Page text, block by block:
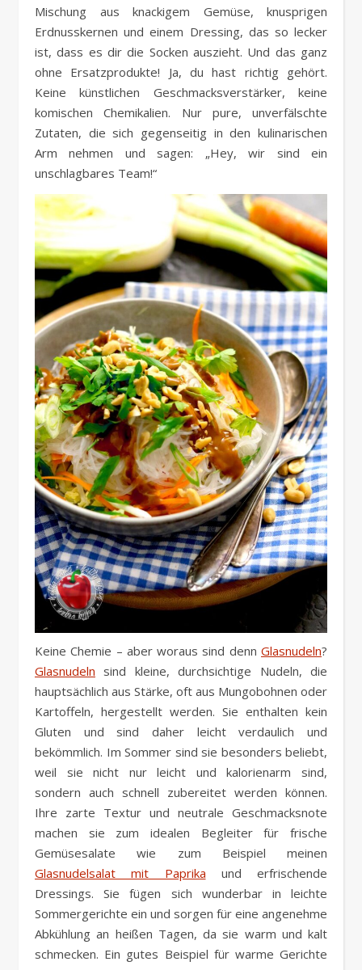
Mischung aus knackigem Gemüse, knusprigen
Erdnusskernen und einem Dressing, das so lecker
ist, dass es dir die Socken auszieht. Und das ganz
ohne Ersatzprodukte! Ja, du hast richtig gehört.
Keine künstlichen Geschmacksverstärker, keine
komischen Chemikalien. Nur pure, unverfälschte
Zutaten, die sich gegenseitig in den kulinarischen
Arm nehmen und sagen: „Hey, wir sind ein
unschlagbares Team!“
Keine Chemie – aber woraus sind denn Glasnudeln?
Glasnudeln sind kleine, durchsichtige Nudeln, die
hauptsächlich aus Stärke, oft aus Mungobohnen oder
Kartoffeln, hergestellt werden. Sie enthalten kein
Gluten und sind daher leicht verdaulich und
bekömmlich. Im Sommer sind sie besonders beliebt,
weil sie nicht nur leicht und kalorienarm sind,
sondern auch schnell zubereitet werden können.
Ihre zarte Textur und neutrale Geschmacksnote
machen sie zum idealen Begleiter für frische
Gemüsesalate wie zum Beispiel meinen
Glasnudelsalat mit Paprika und erfrischende
Dressings. Sie fügen sich wunderbar in leichte
Sommergerichte ein und sorgen für eine angenehme
Abkühlung an heißen Tagen, da sie warm und kalt
schmecken. Ein gutes Beispiel für warme Gerichte